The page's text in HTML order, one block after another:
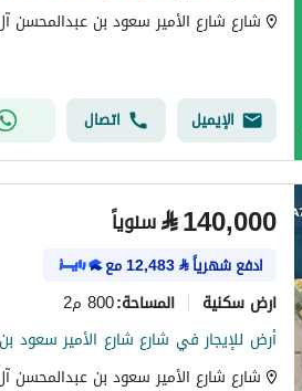
الإيميل اتصال
⃁140,000 سنوياً
ادفع شهرياً⃁
12,483مع
ارض سكنية المساحة:800 م2